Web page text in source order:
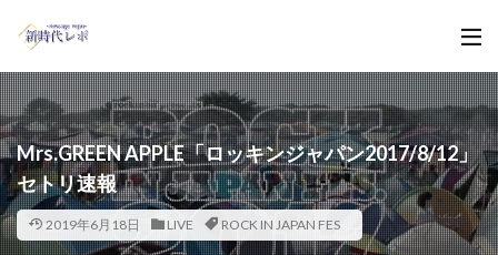
Mrs.GREEN APPLE「ロッキンジャパン2017/8/12」
セトリ速報
2019年6月18日 LIVE ROCK IN JAPAN FES